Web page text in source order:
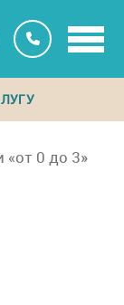
0 до 3»